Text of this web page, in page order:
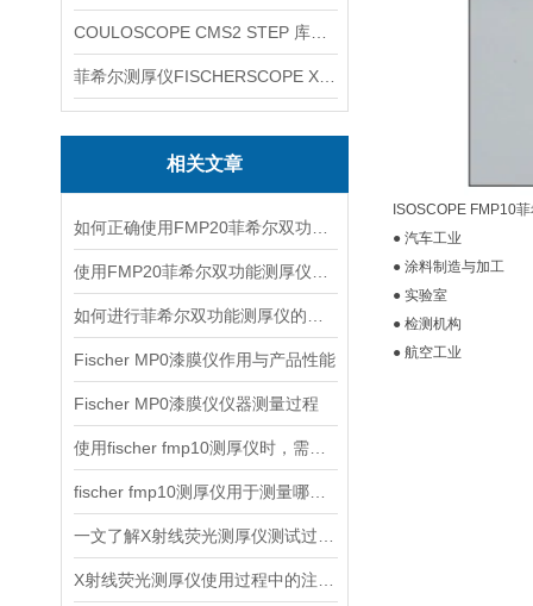
相关文章
Fischer MP0漆膜仪作用与产品性能
Fischer MP0漆膜仪仪器测量过程
ISOSCOPE FMP10
● 汽车工业
● 涂料制造与加工
● 实验室
● 检测机构
● 航空工业